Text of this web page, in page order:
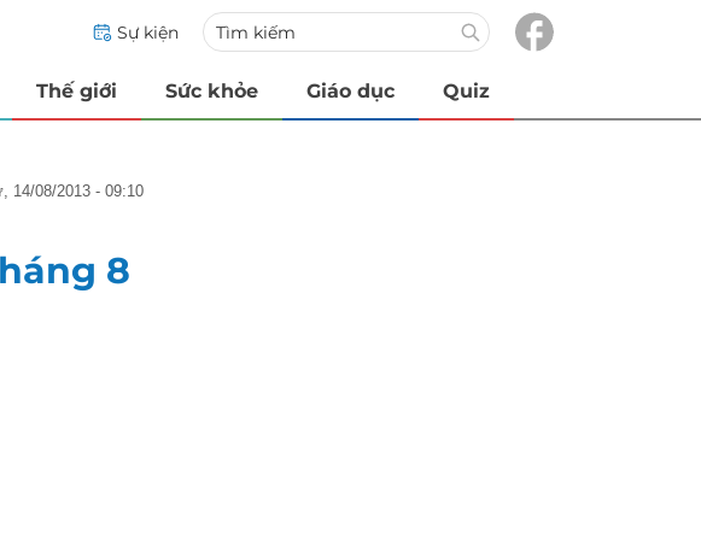
Sự kiện
Thế giới Sức khỏe Giáo dục Quiz
14/08/2013 - 09:10
8